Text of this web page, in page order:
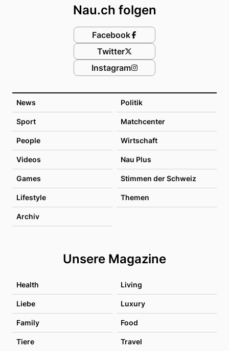
News Politik
Sport Matchcenter
People Wirtschaft
Videos Nau Plus
Games Stimmen der Schweiz
Lifestyle Themen
Archiv
Unsere Magazine
Health Living
Liebe Luxury
Family Food
Tiere Travel
Nau.ch folgen
Facebook
Twitter
Instagram